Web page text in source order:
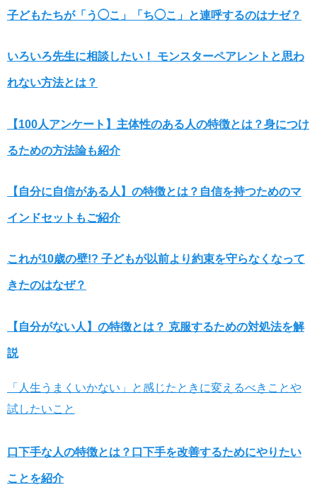
子どもたちが「う◯こ」「ち◯こ」と連呼するのはナゼ？
いろいろ先生に相談したい！ モンスターペアレントと思わ
れない方法とは？
【100人アンケート】主体性のある人の特徴とは？身につけ
るための方法論も紹介
【自分に自信がある人】の特徴とは？自信を持つためのマ
インドセットもご紹介
これが10歳の壁!? 子どもが以前より約束を守らなくなって
きたのはなぜ？
【自分がない人】の特徴とは？ 克服するための対処法を解
説
「人生うまくいかない」と感じたときに変えるべきことや
試したいこと
口下手な人の特徴とは？口下手を改善するためにやりたい
ことを紹介